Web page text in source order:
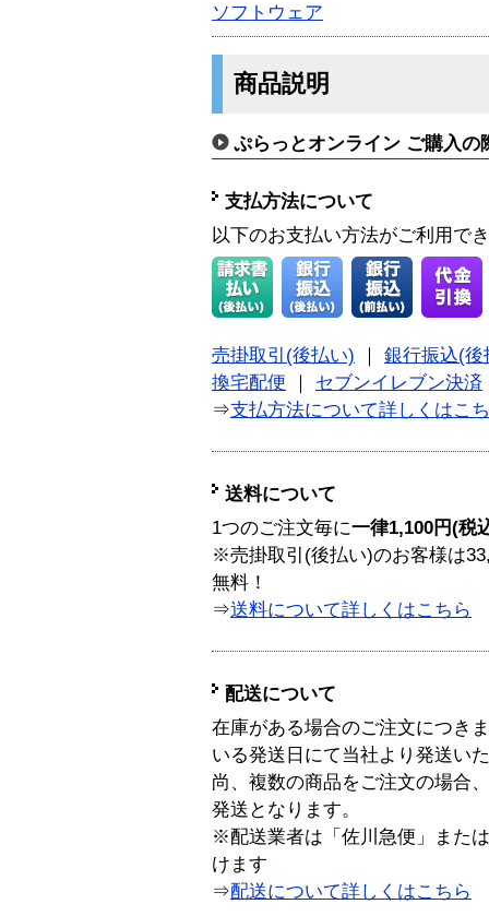
ソフトウェア
商品説明
ぷらっとオンライン ご購入の
支払方法について
以下のお支払い方法がご利用で
売掛取引(後払い)
銀行振込(後
換宅配便
セブンイレブン決済
⇒支払方法について詳しくはこ
送料について
1つのご注文毎に一律1,100円(税
※売掛取引(後払い)のお客様は
無料！
⇒送料について詳しくはこちら
配送について
在庫がある場合のご注文につき
いる発送日にて当社より発送い
尚、複数の商品をご注文の場合
発送となります。
※配送業者は「佐川急便」また
けます
⇒配送について詳しくはこちら